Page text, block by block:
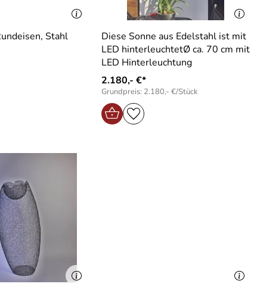
Stahl
Diese Sonne aus Edelstahl ist mit
LED hinterleuchtetØ ca. 70 cm mit
LED Hinterleuchtung
2.180,- €*
Grundpreis: 2.180,- €/Stück